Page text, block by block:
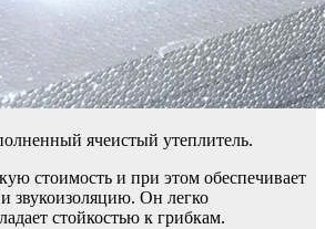
ячеистый утеплитель.
стоимость и при этом обеспечивает
звукоизоляцию. Он легко
стойкостью к грибкам.